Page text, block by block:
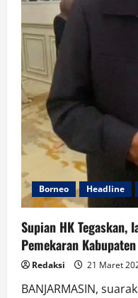
Borneo Headline
Supian HK Tegaskan,
Pemekaran
Redaksi 21 Maret
BANJARMASIN,